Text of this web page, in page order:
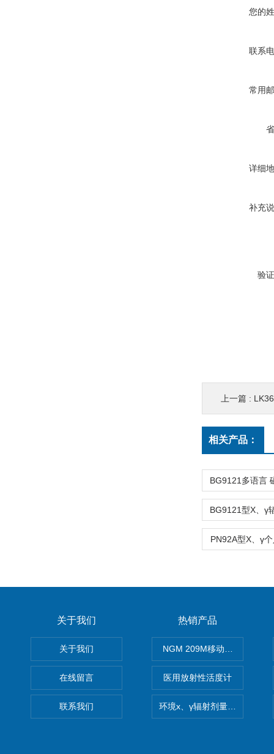
您的
联系
常用
详细
补充
验
上一篇 :
相关产品：
PN92A型X、γ
关于我们
关于我们
在线留言
联系我们
热销产品
NGM 209M移动式惰性气体
医用放射性活度计
环境x、γ辐射剂量率仪